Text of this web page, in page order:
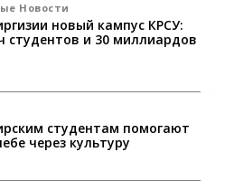
Новости
новый кампус КРСУ:
студентов и 30 миллиардов
студентам помогают
через культуру